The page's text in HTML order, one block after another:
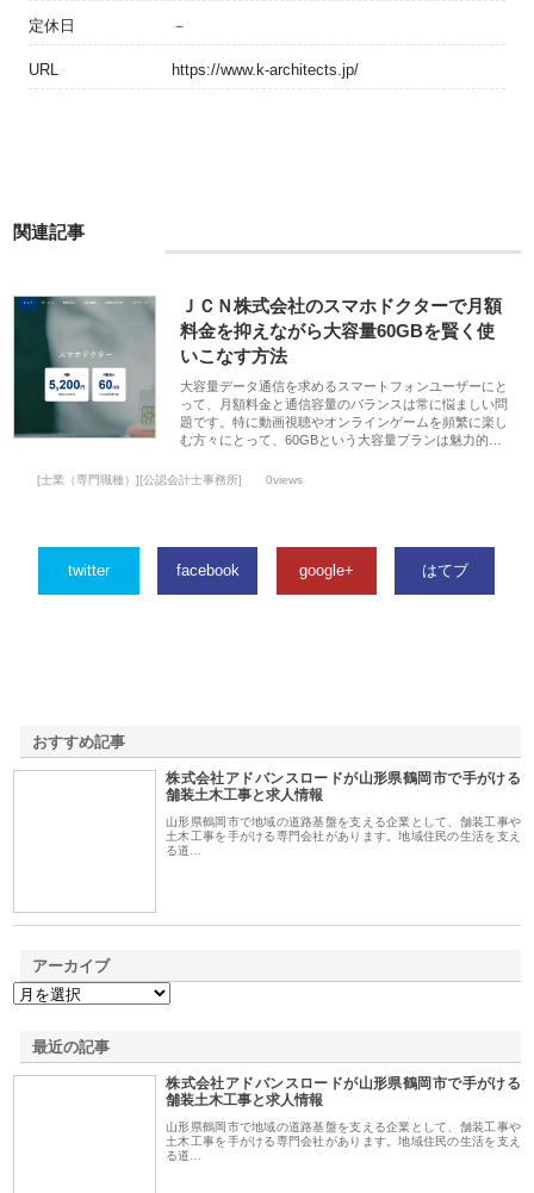
定休日 －
URL https://www.k-architects.jp/
関連記事
ＪＣＮ株式会社のスマホドクターで月額
料金を抑えながら大容量60GBを賢く使
いこなす方法
大容量データ通信を求めるスマートフォンユーザーにと
って、月額料金と通信容量のバランスは常に悩ましい問
題です。特に動画視聴やオンラインゲームを頻繁に楽し
む方々にとって、60GBという大容量プランは魅力的…
[士業（専門職種）][公認会計士事務所] 0views
twitter facebook google+ はてブ
おすすめ記事
株式会社アドバンスロードが山形県鶴岡市で手がける
舗装土木工事と求人情報
山形県鶴岡市で地域の道路基盤を支える企業として、舗装工事や
土木工事を手がける専門会社があります。地域住民の生活を支え
る道…
アーカイブ
最近の記事
株式会社アドバンスロードが山形県鶴岡市で手がける
舗装土木工事と求人情報
山形県鶴岡市で地域の道路基盤を支える企業として、舗装工事や
土木工事を手がける専門会社があります。地域住民の生活を支え
る道…